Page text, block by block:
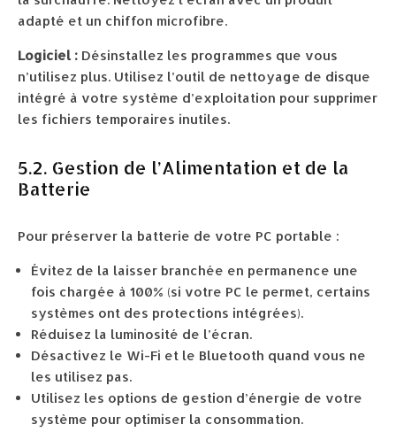
adapté et un chiffon microfibre.
Logiciel : Désinstallez les programmes que vous
n’utilisez plus. Utilisez l’outil de nettoyage de disque
intégré à votre système d’exploitation pour supprimer
les fichiers temporaires inutiles.
5.2. Gestion de l’Alimentation et de la
Batterie
Pour préserver la batterie de votre PC portable :
Évitez de la laisser branchée en permanence une
fois chargée à 100% (si votre PC le permet, certains
systèmes ont des protections intégrées).
Réduisez la luminosité de l’écran.
Désactivez le Wi-Fi et le Bluetooth quand vous ne
les utilisez pas.
Utilisez les options de gestion d’énergie de votre
système pour optimiser la consommation.